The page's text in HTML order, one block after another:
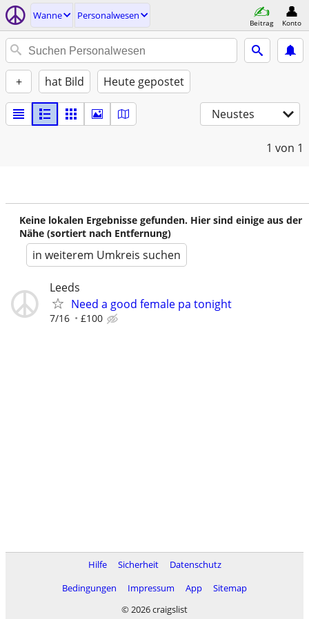
Wanne Personalwesen
Beitrag Konto
+ hat Bild Heute gepostet
Neustes
1 von 1
Keine lokalen Ergebnisse gefunden. Hier sind einige aus der
Nähe (sortiert nach Entfernung)
in weiterem Umkreis suchen
Leeds
Need a good female pa tonight
7/16 £100
Hilfe Sicherheit
Datenschutz
Bedingungen
Impressum App
Sitemap
© 2026 craigslist